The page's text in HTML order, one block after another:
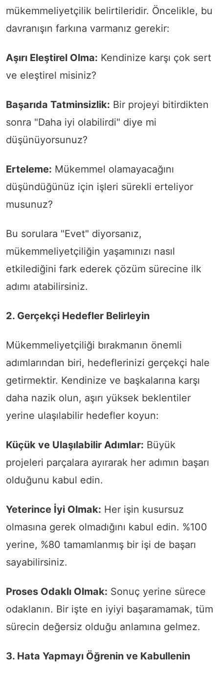
mükemmeliyetçilik belirtileridir. Öncelikle, bu
davranışın farkına varmanız gerekir:
Aşırı Eleştirel Olma: Kendinize karşı çok sert
ve eleştirel misiniz?
Başarıda Tatminsizlik: Bir projeyi bitirdikten
sonra "Daha iyi olabilirdi" diye mi
düşünüyorsunuz?
Erteleme: Mükemmel olamayacağını
düşündüğünüz için işleri sürekli erteliyor
musunuz?
Bu sorulara "Evet" diyorsanız,
mükemmeliyetçiliğin yaşamınızı nasıl
etkilediğini fark ederek çözüm sürecine ilk
adımı atabilirsiniz.
2. Gerçekçi Hedefler Belirleyin
Mükemmeliyetçiliği bırakmanın önemli
adımlarından biri, hedeflerinizi gerçekçi hale
getirmektir. Kendinize ve başkalarına karşı
daha nazik olun, aşırı yüksek beklentiler
yerine ulaşılabilir hedefler koyun:
Küçük ve Ulaşılabilir Adımlar: Büyük
projeleri parçalara ayırarak her adımın başarı
olduğunu kabul edin.
Yeterince İyi Olmak: Her işin kusursuz
olmasına gerek olmadığını kabul edin. %100
yerine, %80 tamamlanmış bir işi de başarı
sayabilirsiniz.
Proses Odaklı Olmak: Sonuç yerine sürece
odaklanın. Bir işte en iyiyi başaramamak, tüm
sürecin değersiz olduğu anlamına gelmez.
3. Hata Yapmayı Öğrenin ve Kabullenin